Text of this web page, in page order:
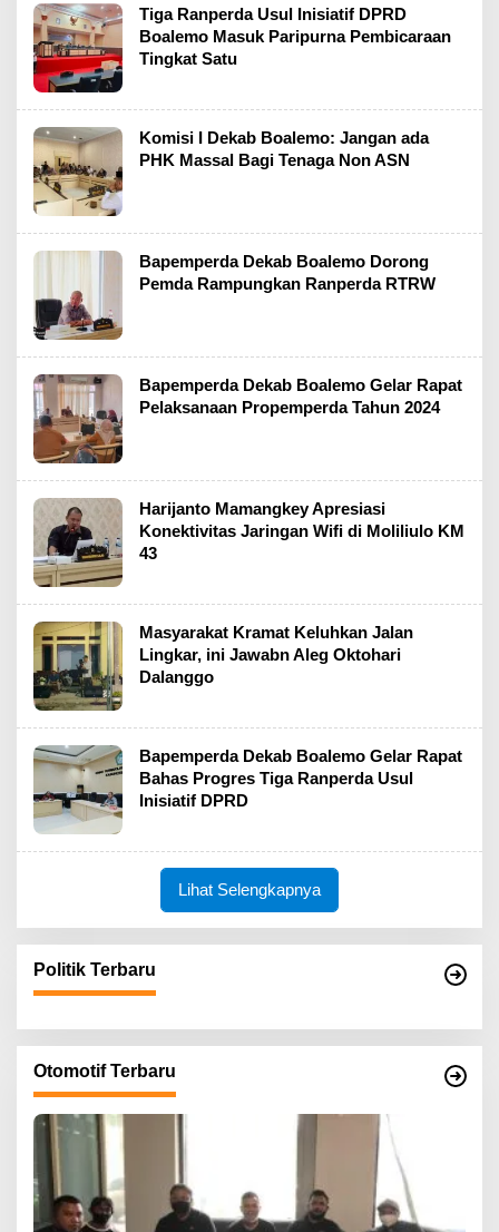
Tiga Ranperda Usul Inisiatif DPRD
Boalemo Masuk Paripurna Pembicaraan
Tingkat Satu
Komisi I Dekab Boalemo: Jangan ada
PHK Massal Bagi Tenaga Non ASN
Bapemperda Dekab Boalemo Dorong
Pemda Rampungkan Ranperda RTRW
Bapemperda Dekab Boalemo Gelar Rapat
Pelaksanaan Propemperda Tahun 2024
Harijanto Mamangkey Apresiasi
Konektivitas Jaringan Wifi di Moliliulo KM
43
Masyarakat Kramat Keluhkan Jalan
Lingkar, ini Jawabn Aleg Oktohari
Dalanggo
Bapemperda Dekab Boalemo Gelar Rapat
Bahas Progres Tiga Ranperda Usul
Inisiatif DPRD
Lihat Selengkapnya
Politik Terbaru
Otomotif Terbaru